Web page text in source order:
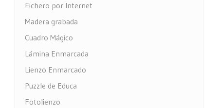
Fichero por Internet
Madera grabada
Cuadro Mágico
Lámina Enmarcada
Lienzo Enmarcado
Puzzle de Educa
Fotolienzo